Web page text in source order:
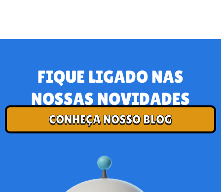
FIQUE LIGADO NAS
NOSSAS NOVIDADES
CONHEÇA NOSSO BLOG